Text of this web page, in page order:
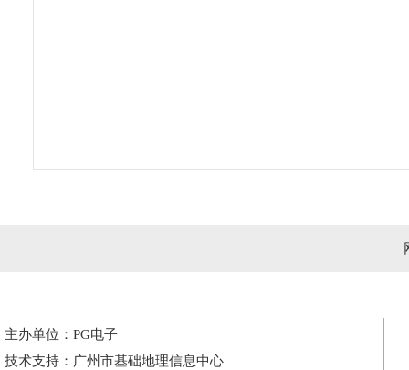
主办单位：PG电子
技术支持：广州市基础地理信息中心